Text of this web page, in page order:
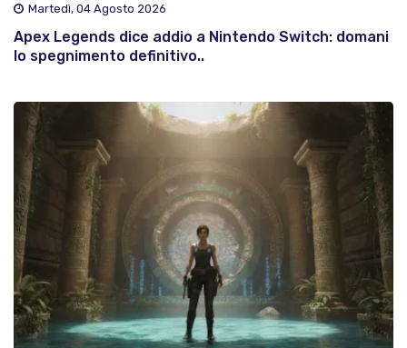
Martedì, 04 Agosto 2026
Apex Legends dice addio a Nintendo Switch: domani
lo spegnimento definitivo..